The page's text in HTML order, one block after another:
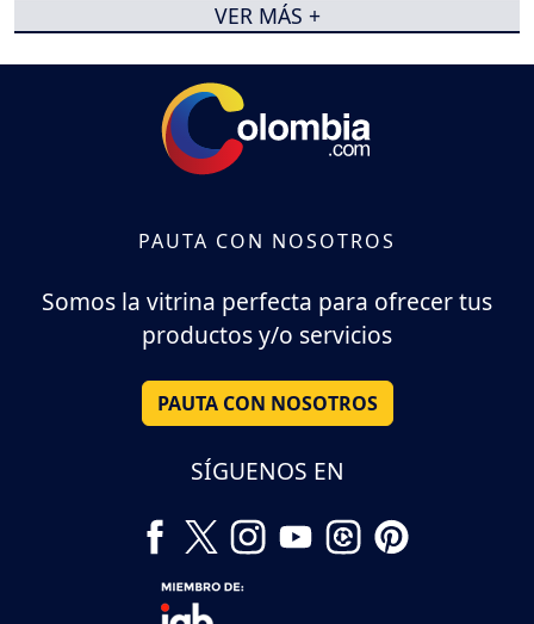
VER MÁS +
PAUTA CON NOSOTROS
Somos la vitrina perfecta para ofrecer tus
productos y/o servicios
PAUTA CON NOSOTROS
SÍGUENOS EN